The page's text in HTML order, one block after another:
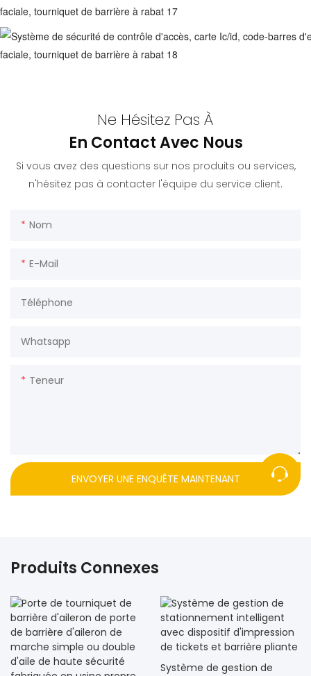
Ne Hésitez Pas À
En Contact Avec Nous
Si vous avez des questions sur nos produits ou services,
n'hésitez pas à contacter l'équipe du service client.
Nom
E-Mail
Téléphone
Whatsapp
Teneur
ENVOYER UNE ENQUÊTE MAINTENANT
Produits Connexes
Système de gestion de